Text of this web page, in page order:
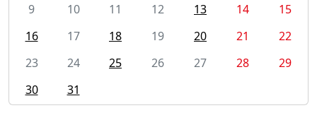
9
10 11 12 13 14
15
16
17 18 19 20 21
22
23
24 25 26 27 28
29
30
31